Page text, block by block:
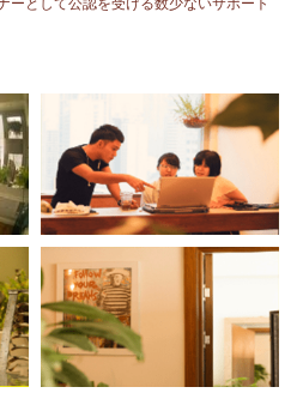
ーとして公認を受ける数少ないサポート